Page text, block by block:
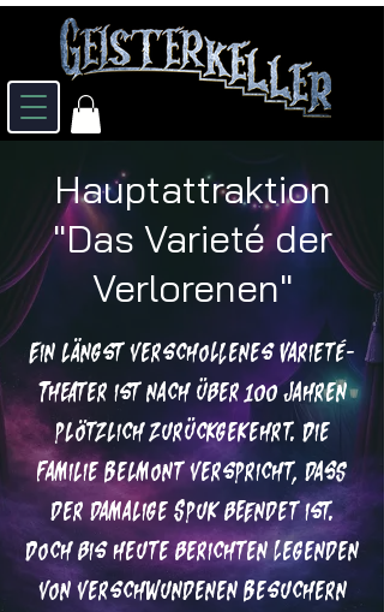
Hauptattraktion
"Das Varieté der
Verlorenen"
Ein längst verschollenes Varieté-
Theater ist nach über 100 Jahren
plötzlich zurückgekehrt. Die
Familie Belmont verspricht, dass
der damalige Spuk beendet ist.
Doch bis heute berichten Legenden
von verschwundenen Besuchern